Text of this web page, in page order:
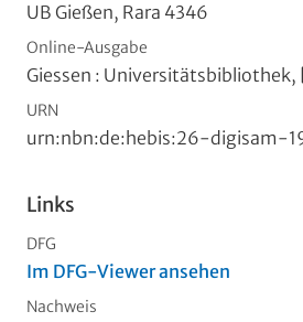
UB Gießen, Rara 4346
Online-Ausgabe
Giessen : Universitätsbibliothek,
URN
urn:nbn:de:hebis:26-digisam-
Links
DFG
Im DFG-Viewer ansehen
Nachweis